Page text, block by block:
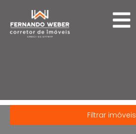
Filtrar imóveis